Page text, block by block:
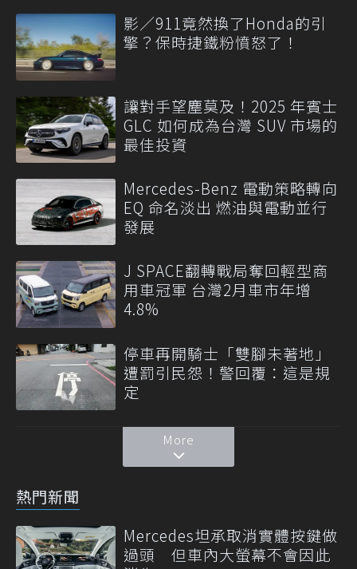
影／911竟然換了Honda的引
擎？保時捷鐵粉憤怒了！
讓對手望塵莫及！2025 年賓士
GLC 如何成為台灣 SUV 市場的
最佳投資
Mercedes-Benz 電動策略轉向
EQ 命名淡出 燃油與電動並行
發展
J SPACE翻轉戰局奪回輕型商
用車冠軍 台灣2月車市年增
4.8%
停車再開騎士「雙腳未著地」
遭罰引民怨！警回覆：這是規
定
More
熱門新聞
Mercedes坦承取消實體按鍵做
過頭 但車內大螢幕不會因此